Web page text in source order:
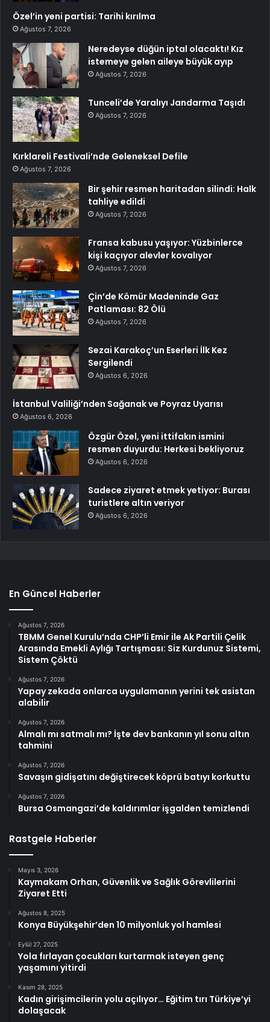
Özel’in yeni partisi: Tarihi kırılma
Ağustos 7, 2026
Neredeyse düğün iptal olacaktı! Kız
istemeye gelen aileye büyük ayıp
Ağustos 7, 2026
Tunceli’de Yaralıyı Jandarma Taşıdı
Ağustos 7, 2026
Kırklareli Festivali’nde Geleneksel Defile
Ağustos 7, 2026
Bir şehir resmen haritadan silindi: Halk
tahliye edildi
Ağustos 7, 2026
Fransa kabusu yaşıyor: Yüzbinlerce
kişi kaçıyor alevler kovalıyor
Ağustos 7, 2026
Çin’de Kömür Madeninde Gaz
Patlaması: 82 Ölü
Ağustos 7, 2026
Sezai Karakoç’un Eserleri İlk Kez
Sergilendi
Ağustos 6, 2026
İstanbul Valiliği’nden Sağanak ve Poyraz Uyarısı
Ağustos 6, 2026
Özgür Özel, yeni ittifakın ismini
resmen duyurdu: Herkesi bekliyoruz
Ağustos 6, 2026
Sadece ziyaret etmek yetiyor: Burası
turistlere altın veriyor
Ağustos 6, 2026
En Güncel Haberler
Ağustos 7, 2026
TBMM Genel Kurulu’nda CHP’li Emir ile Ak Partili Çelik
Arasında Emekli Aylığı Tartışması: Siz Kurdunuz Sistemi,
Sistem Çöktü
Ağustos 7, 2026
Yapay zekada onlarca uygulamanın yerini tek asistan
alabilir
Ağustos 7, 2026
Almalı mı satmalı mı? İşte dev bankanın yıl sonu altın
tahmini
Ağustos 7, 2026
Savaşın gidişatını değiştirecek köprü batıyı korkuttu
Ağustos 7, 2026
Bursa Osmangazi’de kaldırımlar işgalden temizlendi
Rastgele Haberler
Mayıs 3, 2026
Kaymakam Orhan, Güvenlik ve Sağlık Görevlilerini
Ziyaret Etti
Ağustos 8, 2025
Konya Büyükşehir’den 10 milyonluk yol hamlesi
Eylül 27, 2025
Yola fırlayan çocukları kurtarmak isteyen genç
yaşamını yitirdi
Kasım 28, 2025
Kadın girişimcilerin yolu açılıyor… Eğitim tırı Türkiye’yi
dolaşacak